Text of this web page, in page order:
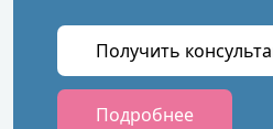
Получить
Подробнее